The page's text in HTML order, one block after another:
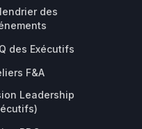
des
des Exécutifs
F&A
Leadership